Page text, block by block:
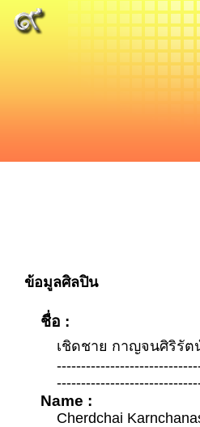
ข้อมูลศิลปิน
ชื่อ :
เชิดชาย กาญจนศิริรัต
Name :
Cherdchai